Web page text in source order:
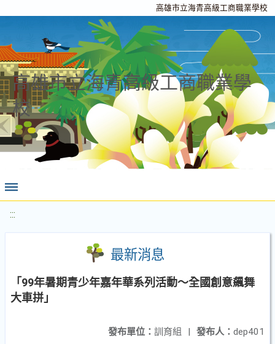
高雄市立海青高級工商職業學校
高雄市立海青高級工商職業學
校
:::
最新消息
「99年暑期青少年嘉年華系列活動～全國創意飆舞
大車拼」
發布人： dep401
發布單位： 訓育組 |